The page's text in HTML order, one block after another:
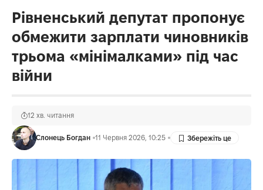
Рівненський депутат пропонує
обмежити зарплати чиновників
трьома «мінімалками» під час
війни
Слонець Богдан 11 Червня 2026, 10:25
12 хв. читання